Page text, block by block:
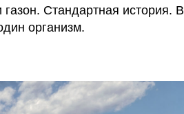
Стандартная история. В
организм.